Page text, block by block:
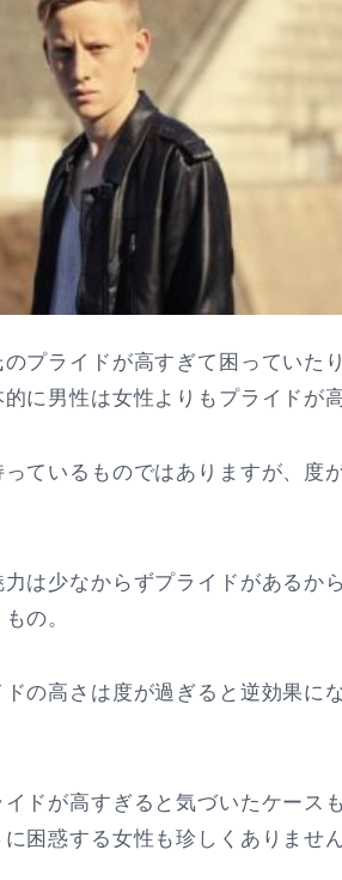
プライドが高すぎて困っていた
に男性は女性よりもプライドが
ているものではありますが、度
は少なからずプライドがあるか
の。
の高さは度が過ぎると逆効果に
ドが高すぎると気づいたケース
困惑する女性も珍しくありません